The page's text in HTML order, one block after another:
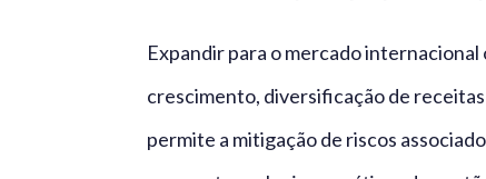
Expandir para o mercado
crescimento, diversificação de
permite a mitigação de riscos